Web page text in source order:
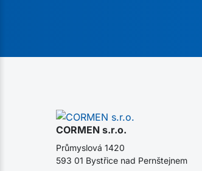
CORMEN s.r.o.
Průmyslová 1420
593 01 Bystřice nad Pernštejnem